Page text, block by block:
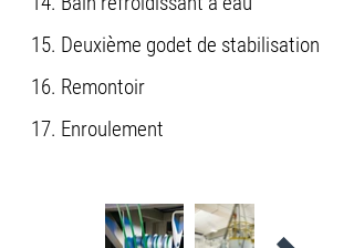
15. Deuxième godet de stabilisation
16. Remontoir
17. Enroulement